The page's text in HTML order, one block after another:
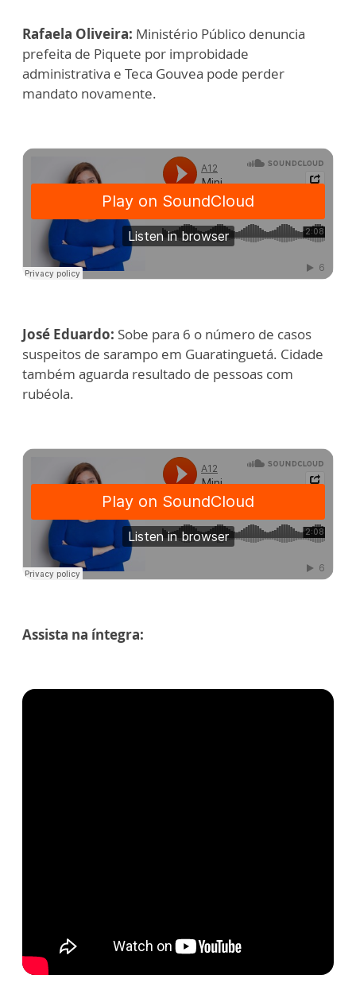
Rafaela Oliveira: Ministério Público denuncia
prefeita de Piquete por improbidade
administrativa e Teca Gouvea pode perder
mandato novamente.
José Eduardo: Sobe para 6 o número de casos
suspeitos de sarampo em Guaratinguetá. Cidade
também aguarda resultado de pessoas com
rubéola.
Assista na íntegra: